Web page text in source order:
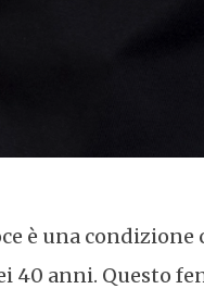
è una
40 anni. Questo